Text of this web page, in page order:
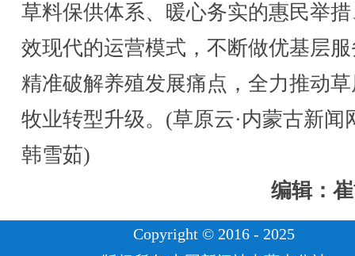
草料保供体系、暖心务实的惠民举
效现代的运营模式，不断做优基层
精准破解养殖发展痛点，全力推动
牧业转型升级。(草原云·内蒙古新闻
韩雪茹)
编辑：
Copyright © 2016 - 2025